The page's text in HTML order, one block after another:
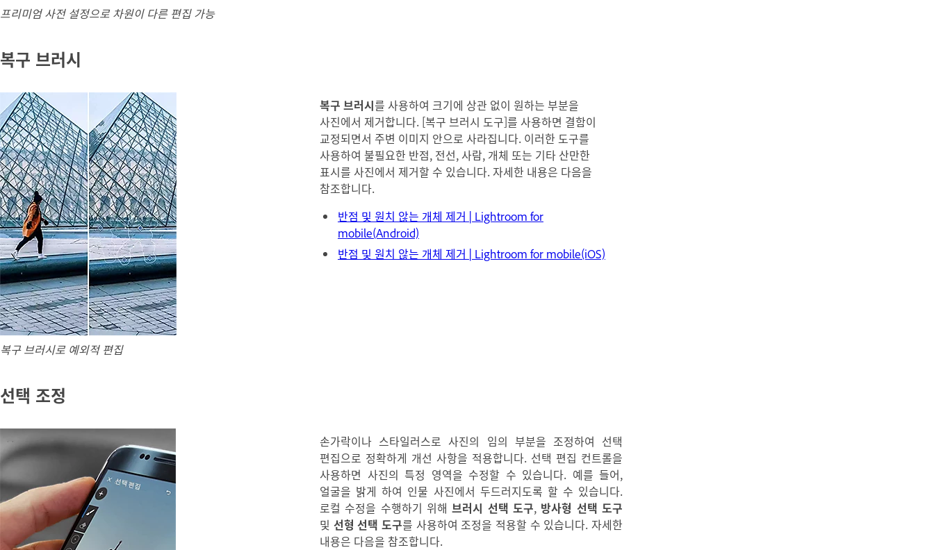
프리미엄 사전 설정으로 차원이 다른 편집 가능
복구 브러시
복구 브러시를 사용하여 크기에 상관 없이 원하는 부분을
사진에서 제거합니다. [복구 브러시 도구]를 사용하면 결함이
교정되면서 주변 이미지 안으로 사라집니다. 이러한 도구를
사용하여 불필요한 반점, 전선, 사람, 개체 또는 기타 산만한
표시를 사진에서 제거할 수 있습니다. 자세한 내용은 다음을
참조합니다.
반점 및 원치 않는 개체 제거 | Lightroom for
mobile(Android)
반점 및 원치 않는 개체 제거 | Lightroom for mobile(iOS)
복구 브러시로 예외적 편집
선택 조정
손가락이나 스타일러스로 사진의 임의 부분을 조정하여 선택
편집으로 정확하게 개선 사항을 적용합니다. 선택 편집 컨트롤을
사용하면 사진의 특정 영역을 수정할 수 있습니다. 예를 들어,
얼굴을 밝게 하여 인물 사진에서 두드러지도록 할 수 있습니다.
로컬 수정을 수행하기 위해브러시 선택 도구, 방사형 선택 도구
및 선형 선택 도구를 사용하여 조정을 적용할 수 있습니다. 자세한
내용은 다음을 참조합니다.